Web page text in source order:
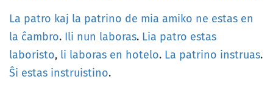
La patro kaj la patrino de mia amiko ne estas en
la ĉambro. Ili nun laboras. Lia patro estas
laboristo, li laboras en hotelo. La patrino instruas.
Ŝi estas instruistino.